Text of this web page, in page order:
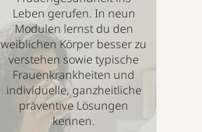
Leben gerufen. In neun
Modulen lernst du den
weiblichen Körper besser zu
verstehen sowie typische
Frauenkrankheiten und
individuelle, ganzheitliche
präventive Lösungen
kennen.